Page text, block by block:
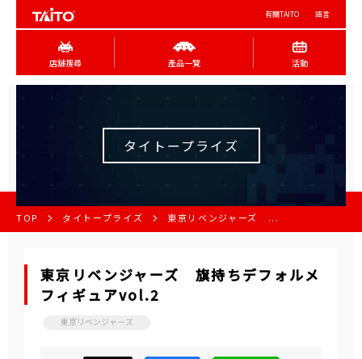
有關TAITO 語言
店舖搜尋 產品一覽 活動
タイトープライズ
TOP タイトープライズ 東京リベンジャーズ ...
東京リベンジャーズ 旗持ちデフォルメ
フィギュアvol.2
東京リベンジャーズ